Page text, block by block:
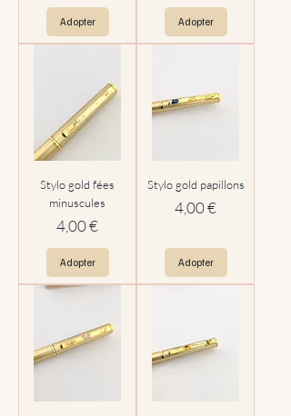
Adopter Adopter
Stylo gold fées
minuscules
Prix
4,00 €
Adopter
Stylo gold papillons
Prix
4,00 €
Adopter